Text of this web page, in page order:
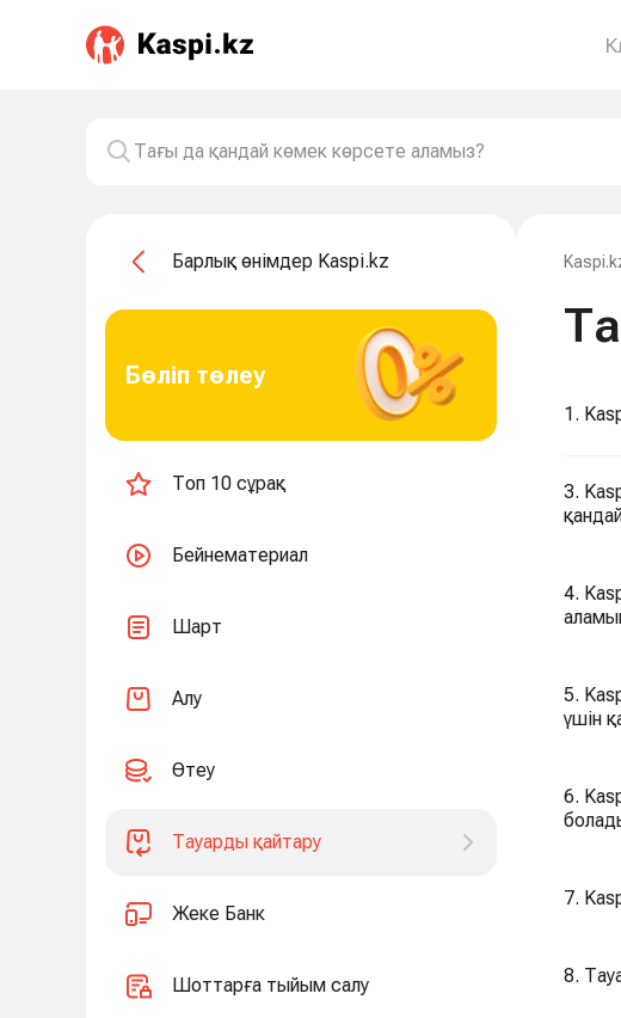
Барлық өнімдер Kaspi.kz
Бөліп төлеу
Топ 10 сұрақ
Бейнематериал
Шарт
Алу
Өтеу
Тауарды қайтару
Жеке Банк
Шоттарға тыйым салу
1.
3.
4.
5.
үшін
6.
7.
8.